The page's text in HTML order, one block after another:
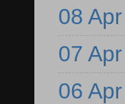
08 Apr
07 Apr
06 Apr